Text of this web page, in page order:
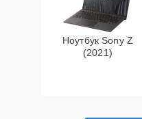
Ноутбук Sony Z
(2021)